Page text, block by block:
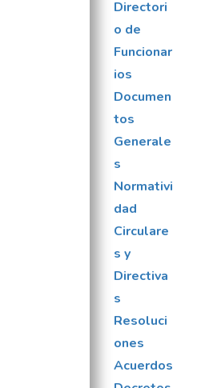
Directori
o de
Funcionar
ios
Documen
tos
Generale
s
Normativi
dad
Circulare
s y
Directiva
s
Resoluci
ones
Acuerdos